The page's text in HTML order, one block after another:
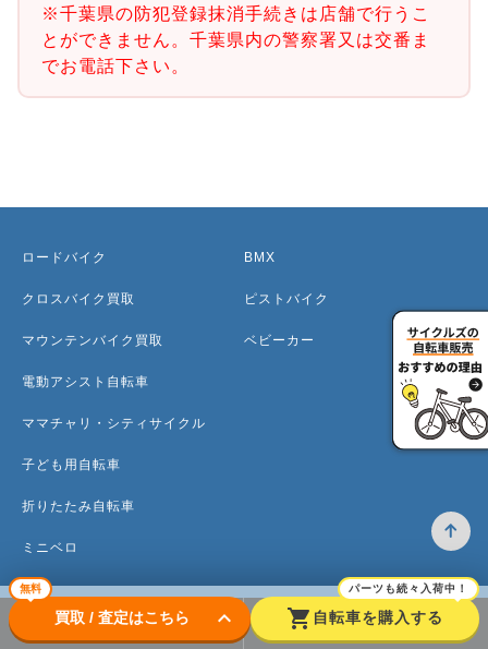
※千葉県の防犯登録抹消手続きは店舗で行うこ
とができません。千葉県内の警察署又は交番ま
でお電話下さい。
無料
買取 / 査定はこちら keyboard_arrow_down shopping_cart
パーツも続々入荷中！
自転車を購入する
ロードバイク
クロスバイク買取
マウンテンバイク買取
電動アシスト自転車
ママチャリ・シティサイクル
子ども用自転車
折りたたみ自転車
ミニベロ
BMX
ピストバイク
ベビーカー
トップ 高価買取のワケ